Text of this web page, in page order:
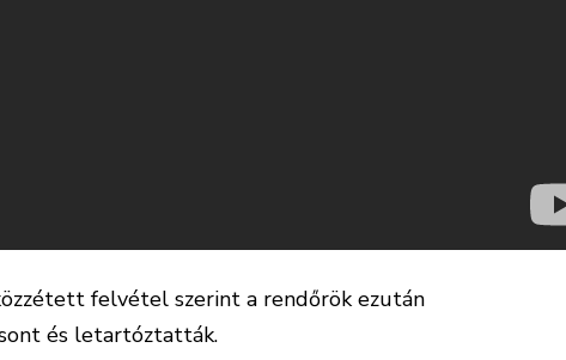
felvétel szerint a rendőrök ezután
és letartóztatták.